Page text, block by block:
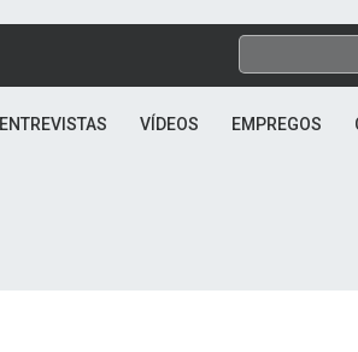
ENTREVISTAS VÍDEOS EMPREGOS